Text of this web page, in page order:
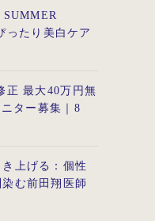
SUMMER
ったり美白ケア
正 最大40万円無
ター募集｜8
上げる：個性
む前田翔医師